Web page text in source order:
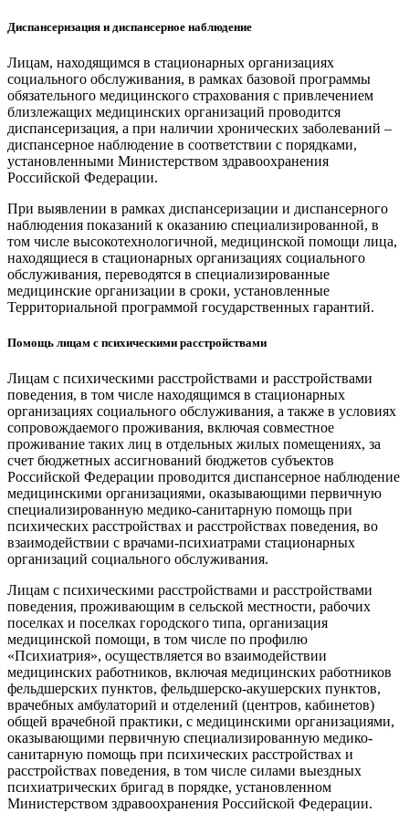
Диспансеризация и диспансерное наблюдение
Лицам, находящимся в стационарных организациях
социального обслуживания, в рамках базовой программы
обязательного медицинского страхования с привлечением
близлежащих медицинских организаций проводится
диспансеризация, а при наличии хронических заболеваний –
диспансерное наблюдение в соответствии с порядками,
установленными Министерством здравоохранения
Российской Федерации.
При выявлении в рамках диспансеризации и диспансерного
наблюдения показаний к оказанию специализированной, в
том числе высокотехнологичной, медицинской помощи лица,
находящиеся в стационарных организациях социального
обслуживания, переводятся в специализированные
медицинские организации в сроки, установленные
Территориальной программой государственных гарантий.
Помощь лицам с психическими расстройствами
Лицам с психическими расстройствами и расстройствами
поведения, в том числе находящимся в стационарных
организациях социального обслуживания, а также в условиях
сопровождаемого проживания, включая совместное
проживание таких лиц в отдельных жилых помещениях, за
счет бюджетных ассигнований бюджетов субъектов
Российской Федерации проводится диспансерное наблюдение
медицинскими организациями, оказывающими первичную
специализированную медико-санитарную помощь при
психических расстройствах и расстройствах поведения, во
взаимодействии с врачами-психиатрами стационарных
организаций социального обслуживания.
Лицам с психическими расстройствами и расстройствами
поведения, проживающим в сельской местности, рабочих
поселках и поселках городского типа, организация
медицинской помощи, в том числе по профилю
«Психиатрия», осуществляется во взаимодействии
медицинских работников, включая медицинских работников
фельдшерских пунктов, фельдшерско-акушерских пунктов,
врачебных амбулаторий и отделений (центров, кабинетов)
общей врачебной практики, с медицинскими организациями,
оказывающими первичную специализированную медико-
санитарную помощь при психических расстройствах и
расстройствах поведения, в том числе силами выездных
психиатрических бригад в порядке, установленном
Министерством здравоохранения Российской Федерации.